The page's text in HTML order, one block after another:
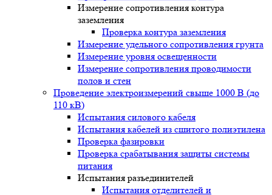
Измерение сопротивления контура
заземления
Проверка контура заземления
Измерение удельного сопротивления грунта
Измерение уровня освещенности
Измерение сопротивления проводимости
полов и стен
Проведение электроизмерений свыше 1000 В (до
110 кВ)
Испытания силового кабеля
Испытания кабелей из сшитого полиэтилена
Проверка фазировки
Проверка срабатывания защиты системы
питания
Испытания разъединителей
Испытания отделителей и